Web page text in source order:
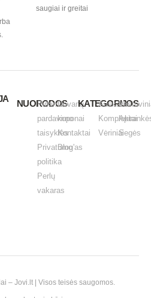
saugiai ir greitai
NUORODOS
Pirkimo -
pardavimo
taisyklės
Privatumo
politika
Perlų
vakaras
Dovanų
kuponai
Kontaktai
Blog'as
KATEGORIJOS
Auskarai
Komplektai
VėriniaiSegės
– Jovi.lt | Visos teisės saugomos.